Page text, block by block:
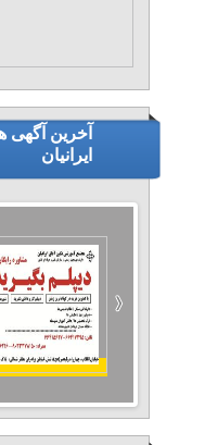
آخرین آگهی
ایرانیان